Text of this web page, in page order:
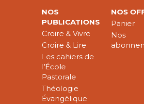
NOS
PUBLICATIONS
Croire & Vivre
Croire & Lire
Les cahiers de
l’École
Pastorale
Théologie
Évangélique
NOS
Panier
Nos